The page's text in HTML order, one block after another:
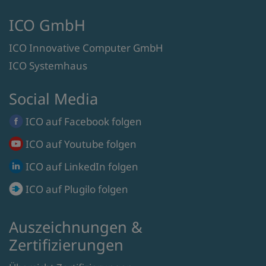
ICO GmbH
ICO Innovative Computer GmbH
ICO Systemhaus
Social Media
ICO aufFacebookfolgen
ICO aufYoutube folgen
ICO aufLinkedIn folgen
ICO aufPlugilofolgen
Auszeichnungen &
Zertifizierungen